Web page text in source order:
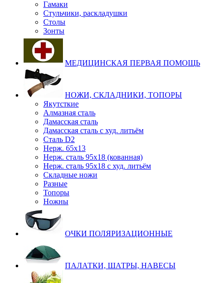
Гамаки
Стульчики, раскладушки
Столы
Зонты
МЕДИЦИНСКАЯ ПЕРВАЯ ПОМОЩЬ
НОЖИ, СКЛАДНИКИ, ТОПОРЫ
Якутсткие
Алмазная сталь
Дамасская сталь
Дамасская сталь с худ. литьём
Сталь D2
Нерж. 65х13
Нерж. сталь 95х18 (кованная)
Нерж. сталь 95х18 с худ. литьём
Складные ножи
Разные
Топоры
Ножны
ОЧКИ ПОЛЯРИЗАЦИОННЫЕ
ПАЛАТКИ, ШАТРЫ, НАВЕСЫ